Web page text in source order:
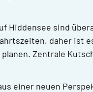
Hiddensee sind
daher ist
Zentrale
einer neuen